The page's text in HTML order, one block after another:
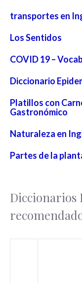
transportes en
Los Sentidos
COVID 19 –
Diccionario
Platillos con
Gastronómico
Naturaleza en
Partes de la
Diccionarios